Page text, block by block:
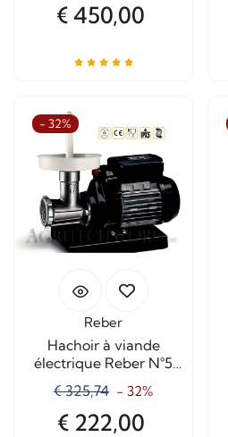
€ 450,00
- 32%
Reber
Hachoir à viande
électrique Reber N°5
€ 325,74 - 32%
€ 222,00